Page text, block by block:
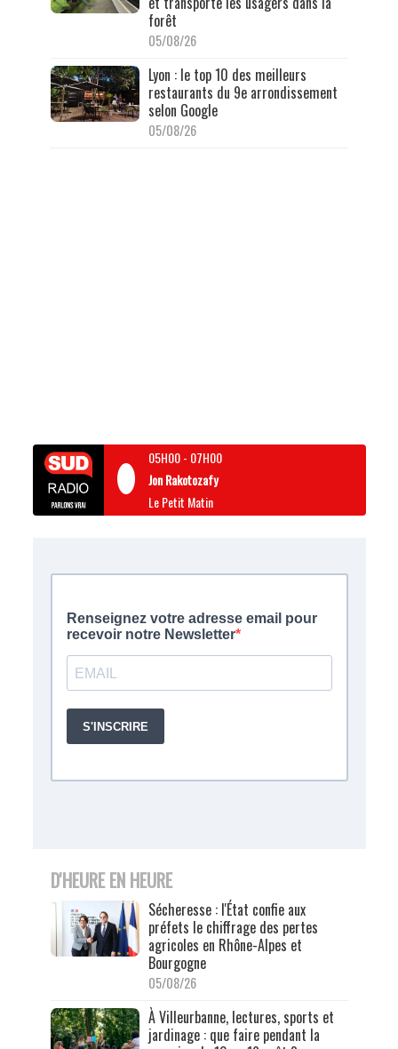
forêt
05/08/26
Lyon : le top 10 des meilleurs
restaurants du 9e arrondissement
selon Google
05/08/26
05H00- 07H00
Jon Rakotozafy
Le Petit Matin
D'HEURE EN HEURE
Sécheresse : l'État confie aux
préfets le chiffrage des pertes
agricoles en Rhône-Alpes et
Bourgogne
05/08/26
À Villeurbanne, lectures, sports et
jardinage : que faire pendant la